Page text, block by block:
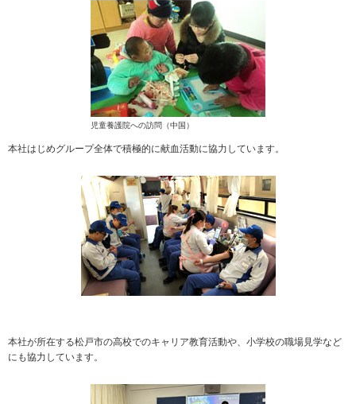
児童養護院への訪問（中国）
本社はじめグループ全体で積極的に献血活動に協力しています。
本社が所在する松戸市の高校でのキャリア教育活動や、小学校の職場見学など
にも協力しています。